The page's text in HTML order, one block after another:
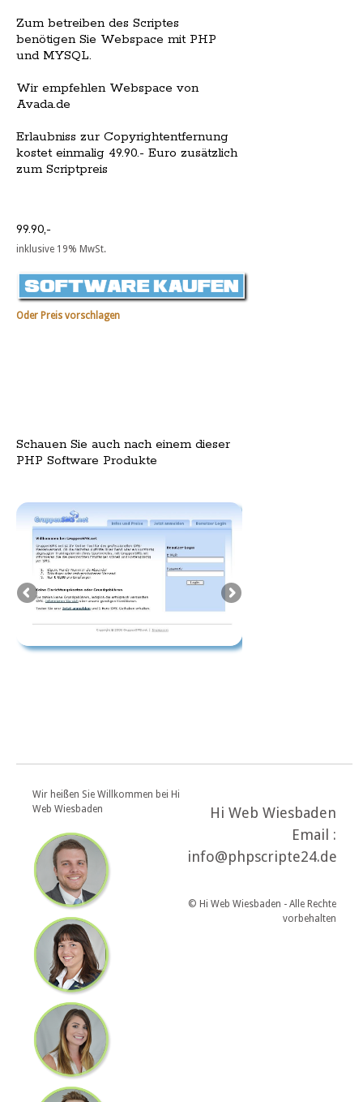
Zum betreiben des Scriptes
benötigen Sie Webspace mit PHP
und MYSQL.
Wir empfehlen Webspace von
Avada.de
Erlaubniss zur Copyrightentfernung
kostet einmalig 49.90.- Euro zusätzlich
zum Scriptpreis
99.90,-
inklusive 19% MwSt.
Oder Preis vorschlagen
Schauen Sie auch nach einem dieser
PHP Software Produkte
Wir heißen Sie Willkommen bei Hi
Web Wiesbaden
Hi Web Wiesbaden
Email :
info@phpscripte24.de
© Hi Web Wiesbaden - Alle Rechte
vorbehalten